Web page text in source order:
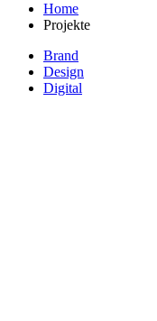
Home
Projekte
Brand
Design
Digital